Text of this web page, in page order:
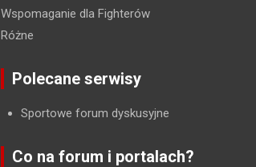
Wspomaganie dla Fighterów
Różne
Polecane serwisy
Sportowe forum dyskusyjne
Co na forum i portalach?